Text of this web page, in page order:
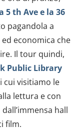
5 th Ave e la 36
pagandola a
economica che
Il tour quindi,
Public Library
cui visitiamo le
lettura e con
dall’immensa hall
film.